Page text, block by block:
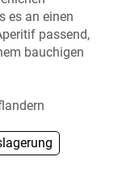
es an einen
passend,
bauchigen